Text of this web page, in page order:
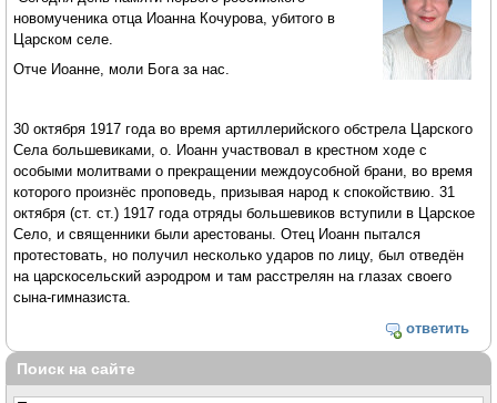
новомученика отца Иоанна Кочурова, убитого в
Царском селе.
Отче Иоанне, моли Бога за нас.
30 октября 1917 года во время артиллерийского обстрела Царского
Села большевиками, о. Иоанн участвовал в крестном ходе с
особыми молитвами о прекращении междоусобной брани, во время
которого произнёс проповедь, призывая народ к спокойствию. 31
октября (ст. ст.) 1917 года отряды большевиков вступили в Царское
Село, и священники были арестованы. Отец Иоанн пытался
протестовать, но получил несколько ударов по лицу, был отведён
на царскосельский аэродром и там расстрелян на глазах своего
сына-гимназиста.
ответить
Поиск на сайте